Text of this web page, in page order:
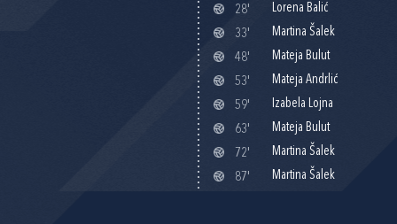
28'
Lorena Balić
33'
Martina Šalek
48'
Mateja Bulut
53'
Mateja Andrlić
59'
Izabela Lojna
63'
Mateja Bulut
72'
Martina Šalek
87'
Martina Šalek